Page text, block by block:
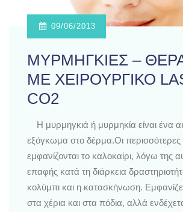
09/06/2013
ΜΥΡΜΗΓΚΙΕΣ –
ΜΕ ΧΕΙΡΟΥΡΓΙΚΟ
CO2
Η μυρμηγκιά ή μυρμηκία είναι ένα
εξόγκωμα στο δέρμα.Οι περισσότερες
εμφανίζονται το καλοκαίρι, λόγω της
επαφής κατά τη διάρκεια
κολύμπι και η κατασκήνωση.
στα χέρια και στα πόδια, αλλά